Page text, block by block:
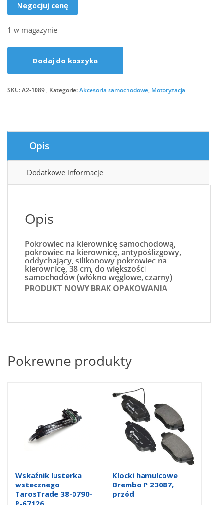
Negocjuj cenę
1 w magazynie
Dodaj do koszyka
SKU:A2-1089 Kategorie:Akcesoria samochodowe, Motoryzacja
Opis
Dodatkowe informacje
Opis
Pokrowiec na kierownicę samochodową,
pokrowiec na kierownicę, antypoślizgowy,
oddychający, silikonowy pokrowiec na
kierownicę, 38 cm, do większości
samochodów (włókno węglowe, czarny)
PRODUKT NOWY BRAK OPAKOWANIA
Pokrewne produkty
Wskaźnik lusterka
wstecznego
TarosTrade 38-0790-
Klocki hamulcowe
Brembo P 23087,
przód